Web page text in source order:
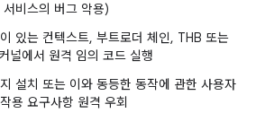
서비스의 버그 악용)
있는 컨텍스트, 부트로더 체인, THB 또는
널에서 원격 임의 코드 실행
설치 또는 이와 동등한 동작에 관한 사용자
용 요구사항 원격 우회